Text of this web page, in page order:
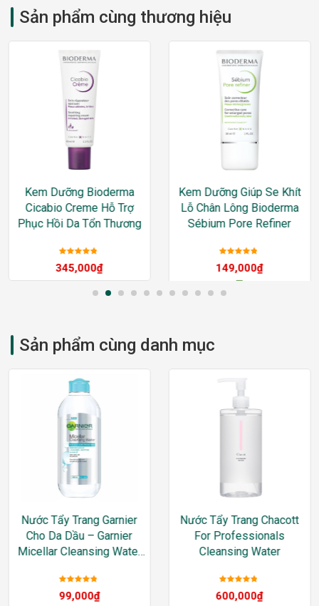
Sản phẩm cùng thương hiệu
Kem Dưỡng Bioderma
Cicabio Creme Hỗ Trợ
Phục Hồi Da Tổn Thương
hạng5sao
345,000₫
Kem Dưỡng Giúp Se Khít
Lỗ Chân Lông Bioderma
Sébium Pore Refiner
hạng5sao
149,000₫
–
368,000
Sản phẩm cùng danh mục
Nước Tẩy Trang Garnier
Cho Da Dầu – Garnier
Micellar Cleansing Water
Skin
hạng 5sao
99,000₫
Nước Tẩy Trang Chacott
For Professionals
Cleansing Water
hạng5sao
600,000₫